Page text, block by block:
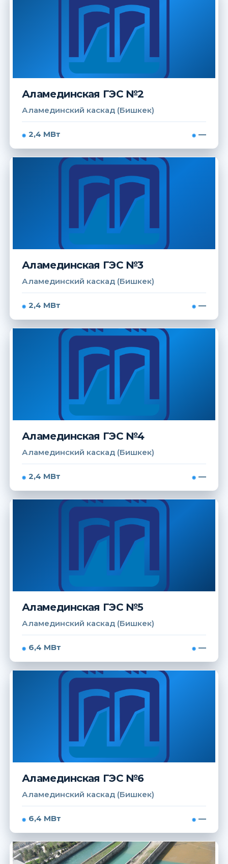
Аламединская ГЭС №2
Аламединский каскад (Бишкек)
2,4 МВт —
Аламединская ГЭС №3
Аламединский каскад (Бишкек)
2,4 МВт —
Аламединская ГЭС №4
Аламединский каскад (Бишкек)
2,4 МВт —
Аламединская ГЭС №5
Аламединский каскад (Бишкек)
6,4 МВт —
Аламединская ГЭС №6
Аламединский каскад (Бишкек)
6,4 МВт —